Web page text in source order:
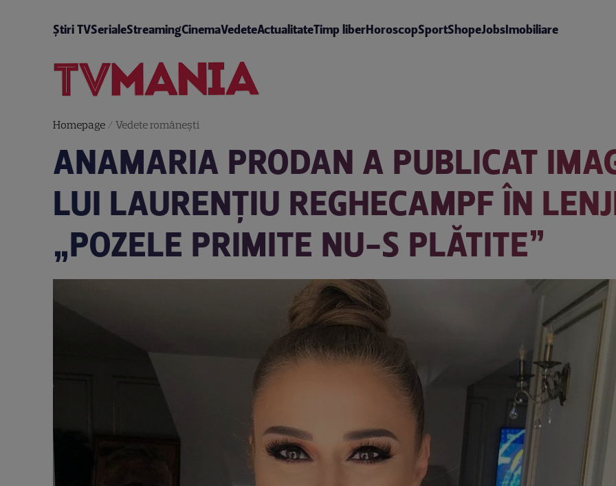
Știri TVSerialeStreamingCinemaVedeteActualitateTimp liberHoroscopSportShopeJobsImobiliare
Homepage/ Vedete româneşti
ANAMARIA PRODAN A PUBLICAT
LUI LAURENȚIU REGHECAMPF ÎN
„POZELE PRIMITE NU-S PLĂTITE”